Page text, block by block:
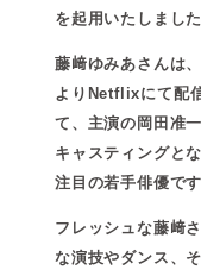
を起用いたしました
藤﨑ゆみあさんは
よりNetflixにて配
て、主演の岡田准
キャスティングと
注目の若手俳優です
フレッシュな藤﨑
な演技やダンス、